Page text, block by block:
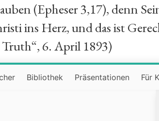
(Epheser 3,17), denn
ins Herz, und das ist
Truth“, 6. April 1893)
Bibliothek Präsentationen Für